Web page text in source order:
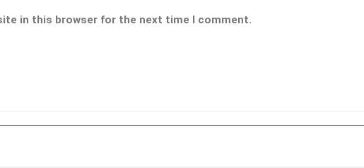
in this browser for the next time I comment.